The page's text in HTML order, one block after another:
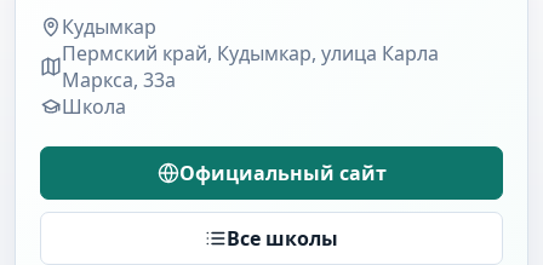
Кудымкар
Пермский край, Кудымкар, улица Карла
Маркса, 33а
Школа
Официальный сайт
Все школы